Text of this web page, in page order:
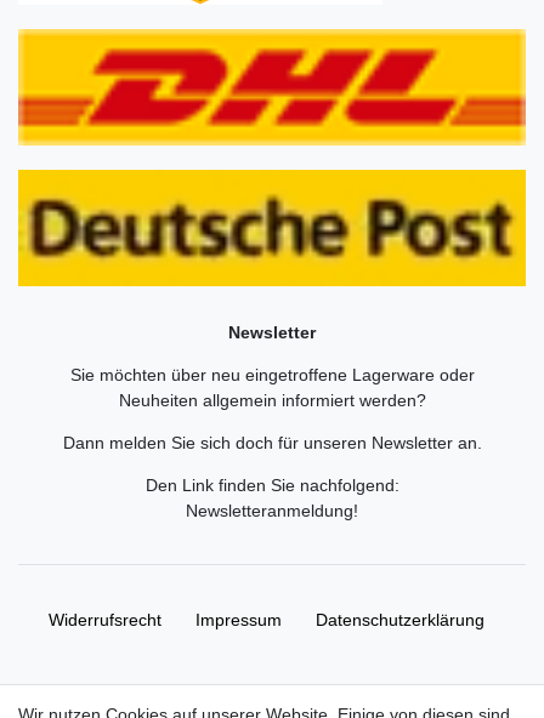
Newsletter
Sie möchten über neu eingetroffene Lagerware oder
Neuheiten allgemein informiert werden?
Dann melden Sie sich doch für unseren Newsletter an.
Den Link finden Sie nachfolgend:
Newsletteranmeldung!
Widerrufs­recht Impressum Daten­schutz­erklärung